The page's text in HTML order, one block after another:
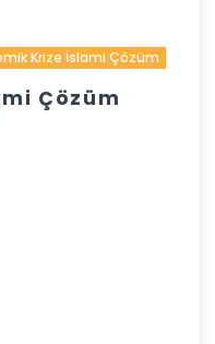
Krize İslami Çözüm
Çözüm